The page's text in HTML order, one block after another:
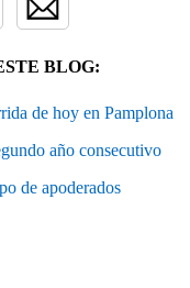
BLOG:
de hoy en Pamplona
año consecutivo
de apoderados